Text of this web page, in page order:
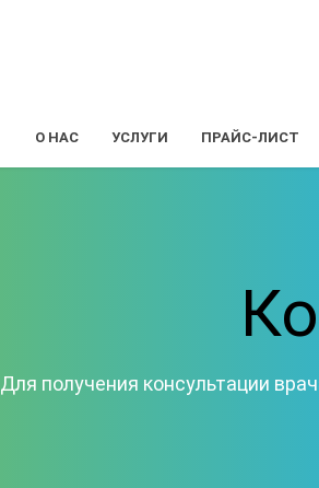
О НАС УСЛУГИ ПРАЙС-ЛИСТ
Для получения консультации